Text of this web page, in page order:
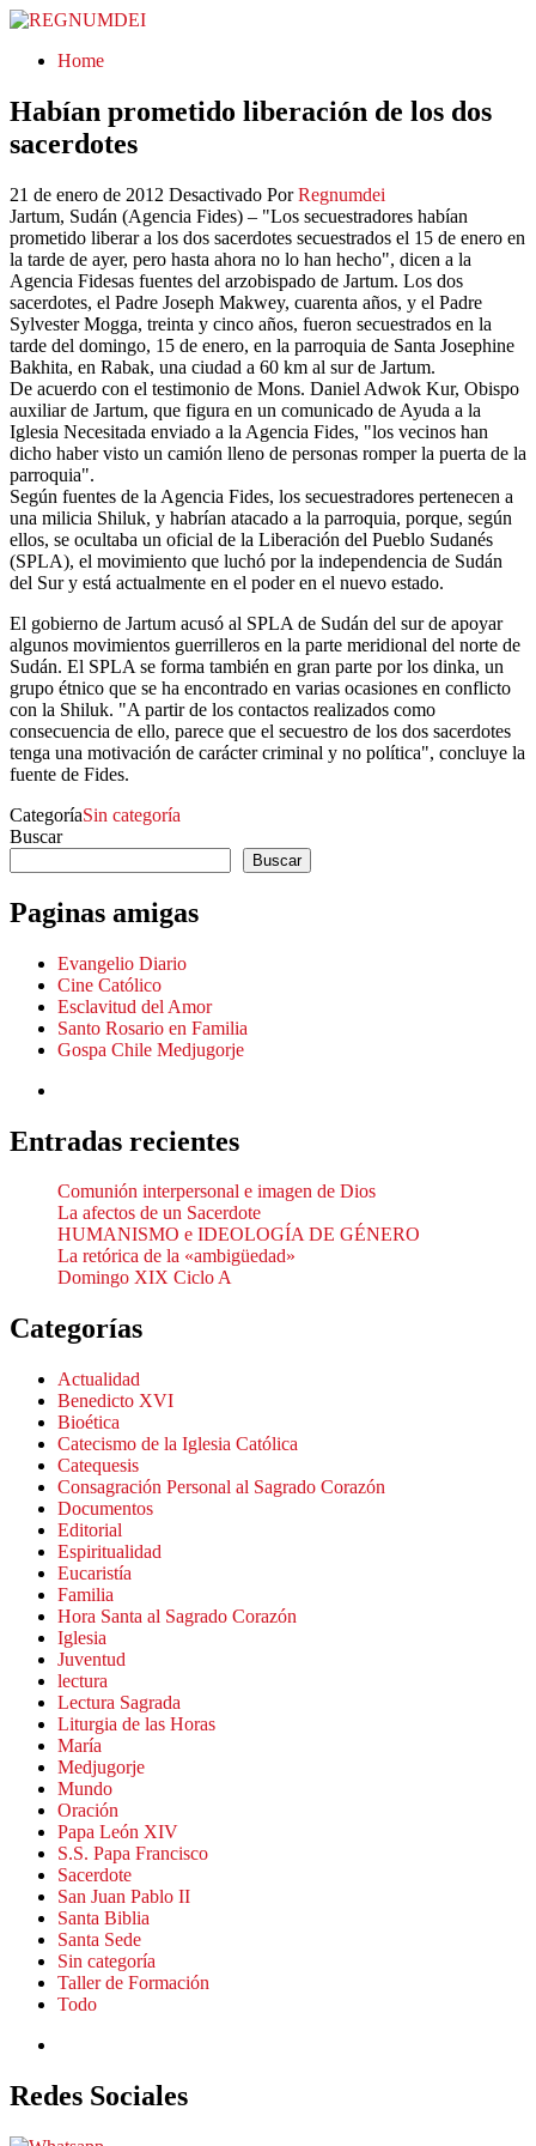
REGNUMDEI
Home
Habían prometido liberación de los dos
sacerdotes
21 de enero de 2012 Desactivado Por Regnumdei
Jartum, Sudán (Agencia Fides) – "Los secuestradores habían
prometido liberar a los dos sacerdotes secuestrados el 15 de enero en
la tarde de ayer, pero hasta ahora no lo han hecho", dicen a la
Agencia Fidesas fuentes del arzobispado de Jartum. Los dos
sacerdotes, el Padre Joseph Makwey, cuarenta años, y el Padre
Sylvester Mogga, treinta y cinco años, fueron secuestrados en la
tarde del domingo, 15 de enero, en la parroquia de Santa Josephine
Bakhita, en Rabak, una ciudad a 60 km al sur de Jartum.
De acuerdo con el testimonio de Mons. Daniel Adwok Kur, Obispo
auxiliar de Jartum, que figura en un comunicado de Ayuda a la
Iglesia Necesitada enviado a la Agencia Fides, "los vecinos han
dicho haber visto un camión lleno de personas romper la puerta de la
parroquia".
Según fuentes de la Agencia Fides, los secuestradores pertenecen a
una milicia Shiluk, y habrían atacado a la parroquia, porque, según
ellos, se ocultaba un oficial de la Liberación del Pueblo Sudanés
(SPLA), el movimiento que luchó por la independencia de Sudán
del Sur y está actualmente en el poder en el nuevo estado.
El gobierno de Jartum acusó al SPLA de Sudán del sur de apoyar
algunos movimientos guerrilleros en la parte meridional del norte de
Sudán. El SPLA se forma también en gran parte por los dinka, un
grupo étnico que se ha encontrado en varias ocasiones en conflicto
con la Shiluk. "A partir de los contactos realizados como
consecuencia de ello, parece que el secuestro de los dos sacerdotes
tenga una motivación de carácter criminal y no política", concluye la
fuente de Fides.
CategoríaSin categoría
Buscar
Buscar
Paginas amigas
Evangelio Diario
Cine Católico
Esclavitud del Amor
Santo Rosario en Familia
Gospa Chile Medjugorje
Entradas recientes
Comunión interpersonal e imagen de Dios
La afectos de un Sacerdote
HUMANISMO e IDEOLOGÍA DE GÉNERO
La retórica de la «ambigüedad»
Domingo XIX Ciclo A
Categorías
Actualidad
Benedicto XVI
Bioética
Catecismo de la Iglesia Católica
Catequesis
Consagración Personal al Sagrado Corazón
Documentos
Editorial
Espiritualidad
Eucaristía
Familia
Hora Santa al Sagrado Corazón
Iglesia
Juventud
lectura
Lectura Sagrada
Liturgia de las Horas
María
Medjugorje
Mundo
Oración
Papa León XIV
S.S. Papa Francisco
Sacerdote
San Juan Pablo II
Santa Biblia
Santa Sede
Sin categoría
Taller de Formación
Todo
Redes Sociales